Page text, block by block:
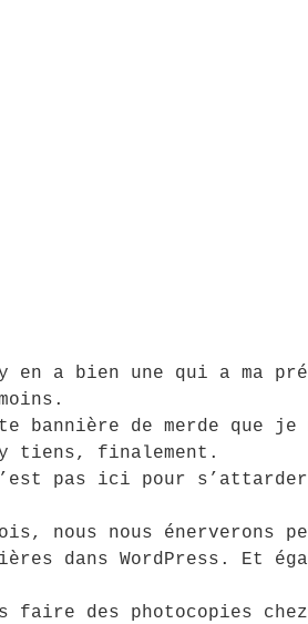
a bien une qui a ma
bannière de merde que
tiens, finalement.
pas ici pour s’attarder
nous nous énerverons
dans WordPress. Et
faire des photocopies chez